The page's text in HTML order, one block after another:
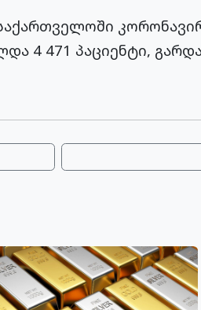
4 471 პაციენტი,